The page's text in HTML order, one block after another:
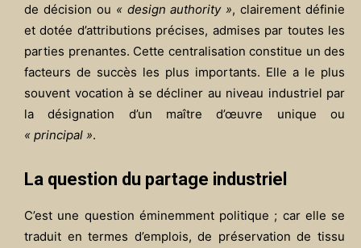
de décision ou « design authority », clairement définie
et dotée d’attributions précises, admises par toutes les
parties prenantes. Cette centralisation constitue un des
facteurs de succès les plus importants. Elle a le plus
souvent vocation à se décliner au niveau industriel par
la désignation d’un maître d’œuvre unique ou
« principal ».
La question du partage industriel
C’est une question éminemment politique ; car elle se
traduit en termes d’emplois, de préservation de tissu